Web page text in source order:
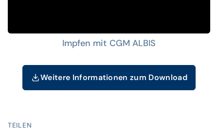
TEILEN
Impfen mit CGM ALBIS
Weitere Informationen zum Download